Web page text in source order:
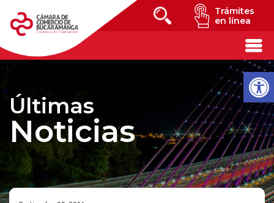
Trámites
en línea
Últimas
Noticias